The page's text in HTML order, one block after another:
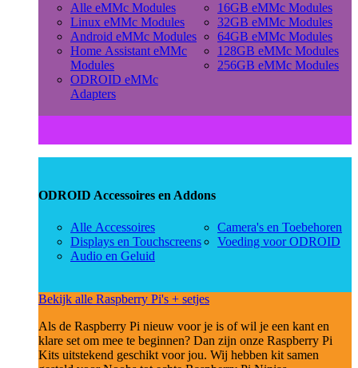
Alle eMMc Modules
Linux eMMc Modules
Android eMMc Modules
Home Assistant eMMc
Modules
ODROID eMMc
Adapters
16GB eMMc Modules
32GB eMMc Modules
64GB eMMc Modules
128GB eMMc Modules
256GB eMMc Modules
ODROID Accessoires en Addons
Alle Accessoires
Displays en Touchscreens
Audio en Geluid
Camera's en Toebehoren
Voeding voor ODROID
Bekijk alle Raspberry Pi's + setjes
Als de Raspberry Pi nieuw voor je is of wil je een kant en
klare set om mee te beginnen? Dan zijn onze Raspberry Pi
Kits uitstekend geschikt voor jou. Wij hebben kit samen